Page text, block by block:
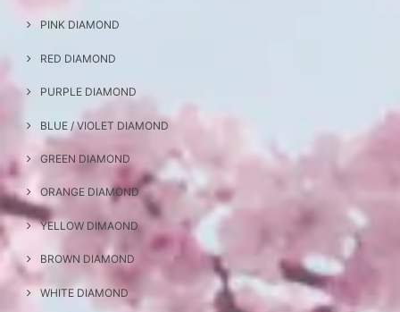
PINK DIAMOND
RED DIAMOND
PURPLE DIAMOND
BLUE / VIOLET DIAMOND
GREEN DIAMOND
ORANGE DIAMOND
YELLOW DIMAOND
BROWN DIAMOND
WHITE DIAMOND